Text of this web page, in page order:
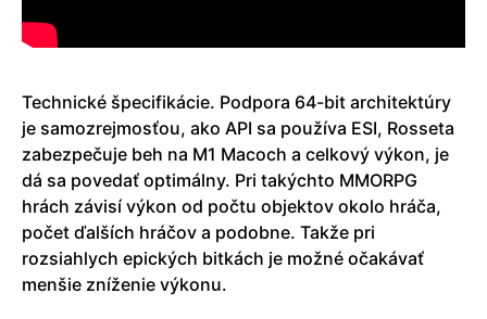
Technické špecifikácie. Podpora 64-bit architektúry
je samozrejmosťou, ako API sa používa ESI, Rosseta
zabezpečuje beh na M1 Macoch a celkový výkon, je
dá sa povedať optimálny. Pri takýchto MMORPG
hrách závisí výkon od počtu objektov okolo hráča,
počet ďalších hráčov a podobne. Takže pri
rozsiahlych epických bitkách je možné očakávať
menšie zníženie výkonu.